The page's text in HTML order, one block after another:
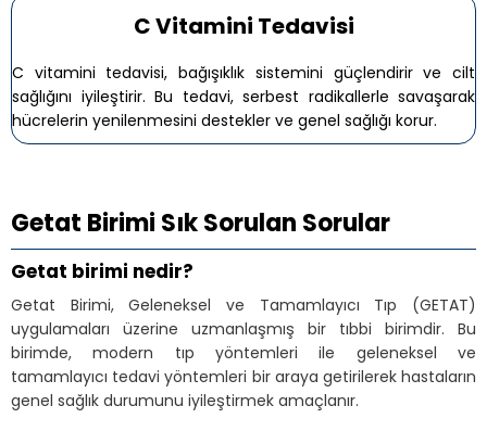
C Vitamini Tedavisi
C vitamini tedavisi, bağışıklık sistemini güçlendirir ve cilt
sağlığını iyileştirir. Bu tedavi, serbest radikallerle savaşarak
hücrelerin yenilenmesini destekler ve genel sağlığı korur.
Getat Birimi Sık Sorulan Sorular
Getat birimi nedir?
Getat Birimi, Geleneksel ve Tamamlayıcı Tıp (GETAT)
uygulamaları üzerine uzmanlaşmış bir tıbbi birimdir. Bu
birimde, modern tıp yöntemleri ile geleneksel ve
tamamlayıcı tedavi yöntemleri bir araya getirilerek hastaların
genel sağlık durumunu iyileştirmek amaçlanır.